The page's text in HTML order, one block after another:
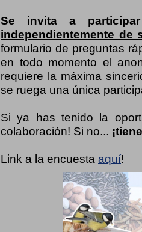
Se invita a
independientemente
formulario de preguntas
en todo momento el
requiere la máxima
se ruega una única
Si ya has tenido la
colaboración! Si no...
Link a la encuesta aquí!